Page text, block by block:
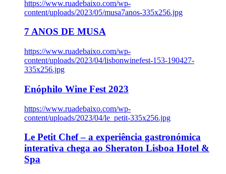
https://www.ruadebaixo.com/wp-
content/uploads/2023/05/musa7anos-335x256.jpg
7 ANOS DE MUSA
https://www.ruadebaixo.com/wp-
content/uploads/2023/04/lisbonwinefest-153-190427-
335x256.jpg
Enóphilo Wine Fest 2023
https://www.ruadebaixo.com/wp-
content/uploads/2023/04/le_petit-335x256.jpg
Le Petit Chef – a experiência gastronómica
interativa chega ao Sheraton Lisboa Hotel &
Spa